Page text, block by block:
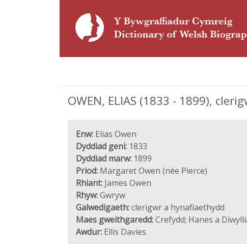
OWEN, ELIAS (1833 - 1899),
Enw: Elias Owen
Dyddiad geni: 1833
Dyddiad marw: 1899
Priod: Margaret Owen (née Pierce)
Rhiant: James Owen
Rhyw:Gwryw
Galwedigaeth:clerigwr a hynafiaethydd
Maes gweithgaredd:Crefydd; Hanes a
Awdur: Ellis Davies